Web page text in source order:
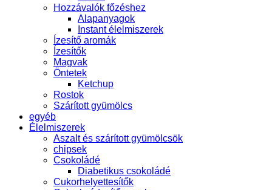
Hozzávalók főzéshez
Alapanyagok
Instant élelmiszerek
Ízesítő aromák
Ízesítők
Magvak
Öntetek
Ketchup
Rostok
Szárított gyümölcs
egyéb
Élelmiszerek
Aszalt és szárított gyümölcsök
chipsek
Csokoládé
Diabetikus csokoládé
Cukorhelyettesítők